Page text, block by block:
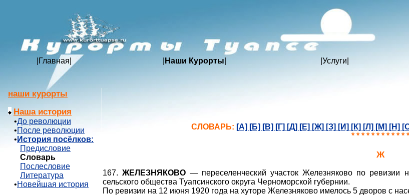
Главная Наши Курорты Услуги
наши курорты
Наша история
•До революции
•После революции
• История посёлков:
Предисловие
Словарь
Послесловие
Литература
•Новейшая история
СЛОВАРЬ: [А] [Б] [В] [Г] [Д] [Е] [Ж] [З] [И] [К] [Л] [М] [Н]
* * * * * * * * * * * *
Ж
167.ЖЕЛЕЗНЯКОВО — переселенческий участок Железняково по ревизии
сельского общества Туапсинского округа Черноморской губернии.
По ревизии на 12 июня 1920 года на хуторе Железняково имелось 5 дворов с